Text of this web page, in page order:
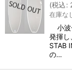
(税込:
在庫な
小波
発揮し
STAB
の…